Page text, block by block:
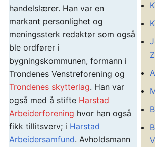
handelslærer. Han var en
markant personlighet og
meningssterk redaktør som også
ble ordfører i
bygningskommunen, formann i
Trondenes Venstreforening og
Trondenes skytterlag. Han var
også med å stifte Harstad
Arbeiderforening hvor han også
fikk tillitsverv; i Harstad
Arbeidersamfund. Avholdsmann